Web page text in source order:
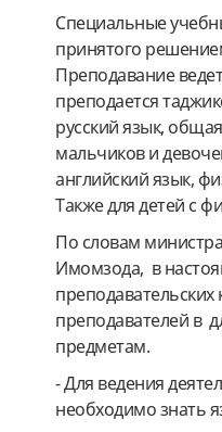
Специальные
принятого
Преподавание
преподается
русский язык,
мальчиков и
английский язык,
Также для детей с
По словам
Имомзода, в
преподавателей в
предметам.
- Для ведения
необходимо знать